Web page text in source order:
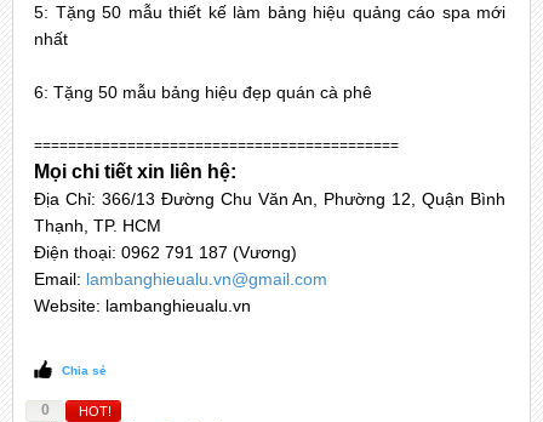
5: Tặng 50 mẫu thiết kế làm bảng hiệu quảng cáo spa mới
nhất
6: Tặng 50 mẫu bảng hiệu đẹp quán cà phê
===========================================
Mọi chi tiết xin liên hệ:
Địa Chỉ: 366/13 Đường Chu Văn An, Phường 12, Quận Bình
Thạnh, TP. HCM
Điện thoại: 0962 791 187 (Vương)
Email: lambanghieualu.vn@gmail.com
Website: lambanghieualu.vn
Chia sẻ
0 HOT!